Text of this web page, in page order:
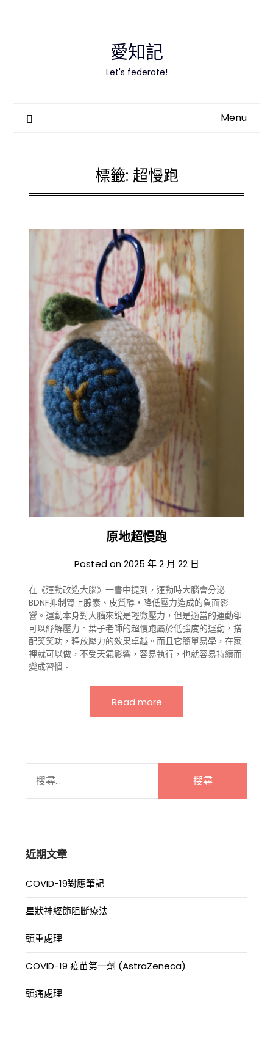
愛知記
Let's federate!
Menu
標籤: 超慢跑
原地超慢跑
Posted on2025 年 2 月 22 日
在《運動改造大腦》一書中提到，運動時大腦會分泌
BDNF抑制腎上腺素、皮質醇，降低壓力造成的負面影
響。運動本身對大腦來說是輕微壓力，但是適當的運動卻
可以紓解壓力。葉子老師的超慢跑屬於低強度的運動，搭
配笑笑功，釋放壓力的效果卓越。而且它簡單易學，在家
裡就可以做，不受天氣影響，容易執行，也就容易持續而
變成習慣。
Read more
關
近期文章
COVID-19對應筆記
星狀神經節阻斷療法
頭重處理
COVID-19 疫苗第一劑 (AstraZeneca)
頭痛處理